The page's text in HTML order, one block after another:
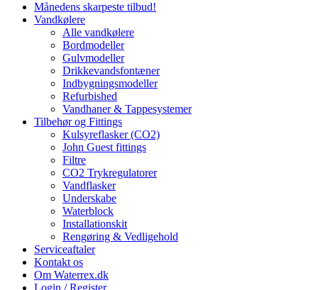
Månedens skarpeste tilbud!
Vandkølere
Alle vandkølere
Bordmodeller
Gulvmodeller
Drikkevandsfontæner
Indbygningsmodeller
Refurbished
Vandhaner & Tappesystemer
Tilbehør og Fittings
Kulsyreflasker (CO2)
John Guest fittings
Filtre
CO2 Trykregulatorer
Vandflasker
Underskabe
Waterblock
Installationskit
Rengøring & Vedligehold
Serviceaftaler
Kontakt os
Om Waterrex.dk